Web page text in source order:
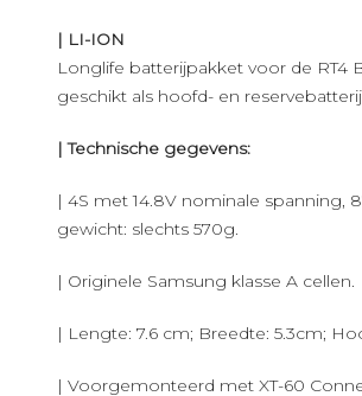
| LI-ION
Longlife batterijpakket voor de RT4
geschikt als hoofd- en
| Technische gegevens:
| 4S met 14.8V nominale spanning,
gewicht: slechts 570g.
| Originele Samsung klasse A cellen.
| Lengte: 7.6 cm; Breedte: 5.3cm;
| Voorgemonteerd met XT-60